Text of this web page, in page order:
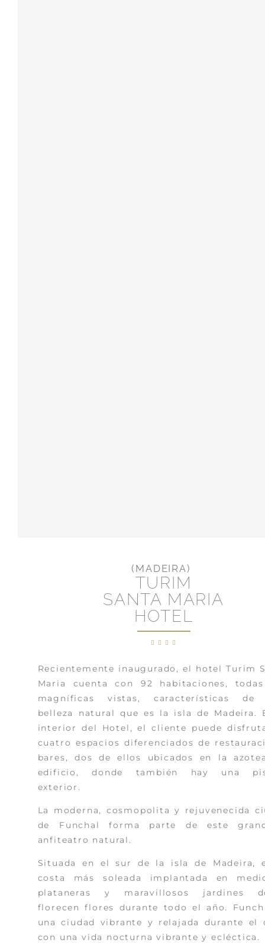
(MADEIRA)
TURIM
SANTA MARIA
HOTEL
Recientemente inaugurado, el hotel Turim
Maria cuenta con 92 habitaciones,
magníficas vistas, características de
belleza natural que es la isla de Madeira.
interior del Hotel, el cliente puede
cuatro espacios diferenciados de
bares, dos de ellos ubicados en la
edificio, donde también hay una
exterior.
La moderna, cosmopolita y rejuvenecida
de Funchal forma parte de este
anfiteatro natural.
Situada en el sur de la isla de Madeira,
costa más soleada implantada en
plataneras y maravillosos jardines
florecen flores durante todo el año.
una ciudad vibrante y relajada durante el
con una vida nocturna vibrante y ecléctica.